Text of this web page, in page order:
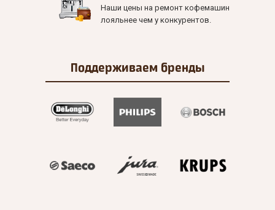
Наши цены на ремонт кофемашин
лояльнее чем у конкурентов.
Поддерживаем бренды